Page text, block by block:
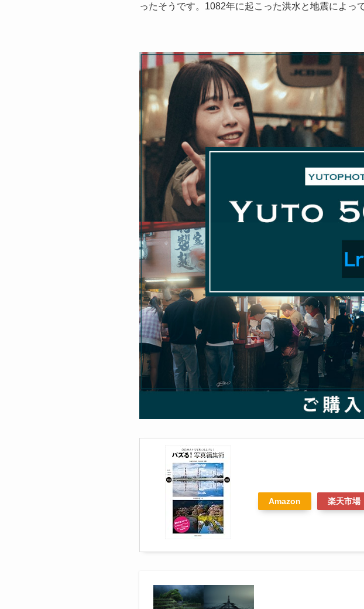
ったそうです。1082年に起こった洪水と地震によっ
Amazon 楽天市場